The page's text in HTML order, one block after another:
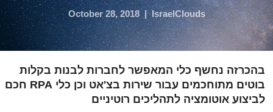
IsraelClouds
|
October 28, 2018
בהכרזה נחשף כלי המאפשר לחברות לבנות בקלות
בוטים מתוחכמים עבור שירות בצ'אט וכן כלי RPA חכם
לביצוע אוטומציה לתהליכים רוטיניים